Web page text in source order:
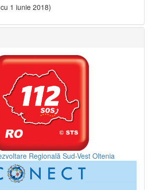
1 iunie 2018)
Regională Sud-Vest Oltenia